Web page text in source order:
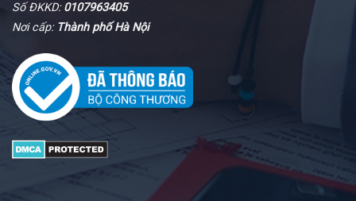
Số ĐKKD:0107963405
Nơi cấp: Thành phố Hà Nội